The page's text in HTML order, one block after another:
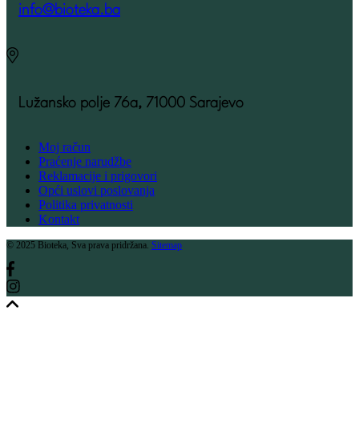
info@bioteka.ba
Lužansko polje 76a, 71000 Sarajevo
Moj račun
Praćenje narudžbe
Reklamacije i prigovori
Opći uslovi poslovanja
Politika privatnosti
Kontakt
© 2025 Bioteka, Sva prava pridržana. Sitemap